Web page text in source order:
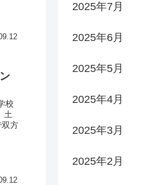
校
土
方
2025年7月
2025年6月
2025年5月
2025年4月
2025年3月
2025年2月